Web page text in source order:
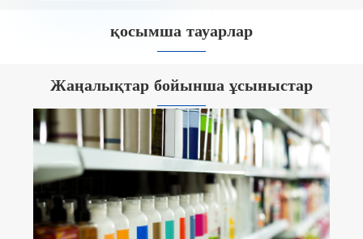
қосымша тауарлар
Жаңалықтар бойынша ұсыныстар